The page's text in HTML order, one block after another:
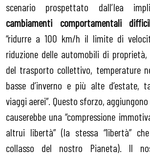
scenario prospettato dall’Iea
cambiamenti comportamentali
“ridurre a 100 km/h il limite di
riduzione delle automobili di
del trasporto collettivo, temperature
basse d’inverno e più alte d’estate,
viaggi aerei”. Questo sforzo,
causerebbe una “compressione
altrui libertà” (la stessa “libertà”
collasso del nostro Pianeta). Il